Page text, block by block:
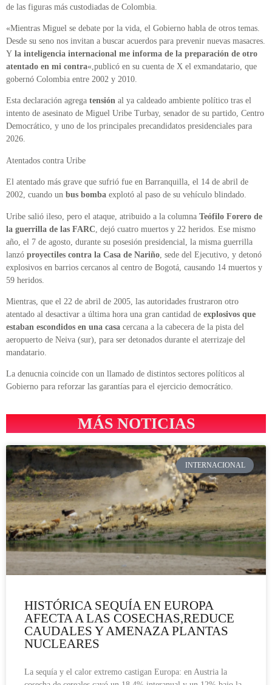
de las figuras más custodiadas de Colombia.
«Mientras Miguel se debate por la vida, el Gobierno habla de otros temas.
Desde su seno nos invitan a buscar acuerdos para prevenir nuevas masacres.
Y la inteligencia internacional me informa de la preparación de otro
atentado en mi contra«,publicó en su cuenta de X el exmandatario, que
gobernó Colombia entre 2002 y 2010.
Esta declaración agrega tensión al ya caldeado ambiente político tras el
intento de asesinato de Miguel Uribe Turbay, senador de su partido, Centro
Democrático, y uno de los principales precandidatos presidenciales para
2026.
Atentados contra Uribe
El atentado más grave que sufrió fue en Barranquilla, el 14 de abril de
2002, cuando un bus bomba explotó al paso de su vehículo blindado.
Uribe salió ileso, pero el ataque, atribuido a la columna Teófilo Forero de
la guerrilla de las FARC , dejó cuatro muertos y 22 heridos. Ese mismo
año, el 7 de agosto, durante su posesión presidencial, la misma guerrilla
lanzó proyectiles contra la Casa de Nariño , sede del Ejecutivo, y detonó
explosivos en barrios cercanos al centro de Bogotá, causando 14 muertos y
59 heridos.
Mientras, que el 22 de abril de 2005, las autoridades frustraron otro
atentado al desactivar a última hora una gran cantidad de explosivos que
estaban escondidos en una casa cercana a la cabecera de la pista del
aeropuerto de Neiva (sur), para ser detonados durante el aterrizaje del
mandatario.
La denucnia coincide con un llamado de distintos sectores políticos al
Gobierno para reforzar las garantías para el ejercicio democrático.
MÁS NOTICIAS
INTERNACIONAL
HISTÓRICA SEQUÍA EN EUROPA
AFECTA A LAS COSECHAS,REDUCE
CAUDALES Y AMENAZA PLANTAS
NUCLEARES
La sequía y el calor extremo castigan Europa: en Austria la